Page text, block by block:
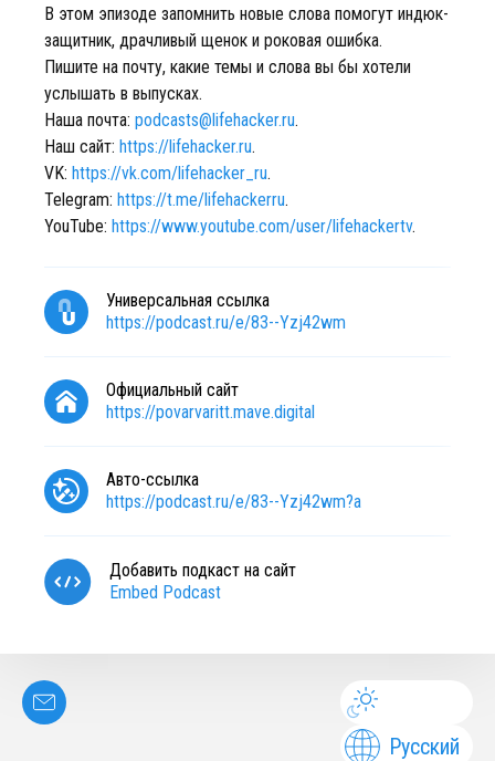
В этом эпизоде запомнить новые слова помогут индюк-
защитник, драчливый щенок и роковая ошибка.
Пишите на почту, какие темы и слова вы бы хотели
услышать в выпусках.
Наша почта: podcasts@lifehacker.ru.
Наш сайт: https://lifehacker.ru.
VK: https://vk.com/lifehacker_ru.
Telegram: https://t.me/lifehackerru.
YouTube: https://www.youtube.com/user/lifehackertv.
Универсальная ссылка
https://podcast.ru/e/83--Yzj42wm
Официальный сайт
https://povarvaritt.mave.digital
Авто-ссылка
https://podcast.ru/e/83--Yzj42wm?a
Добавить подкаст на сайт
Embed Podcast
Русский